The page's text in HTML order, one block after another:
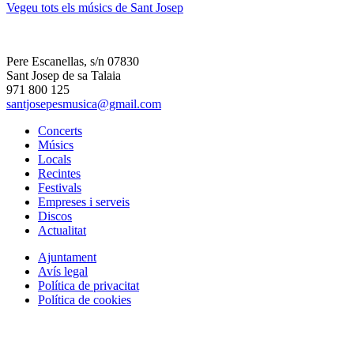
Vegeu tots els músics de Sant Josep
Pere Escanellas, s/n 07830
Sant Josep de sa Talaia
971 800 125
santjosepesmusica@gmail.com
Concerts
Músics
Locals
Recintes
Festivals
Empreses i serveis
Discos
Actualitat
Ajuntament
Avís legal
Política de privacitat
Política de cookies